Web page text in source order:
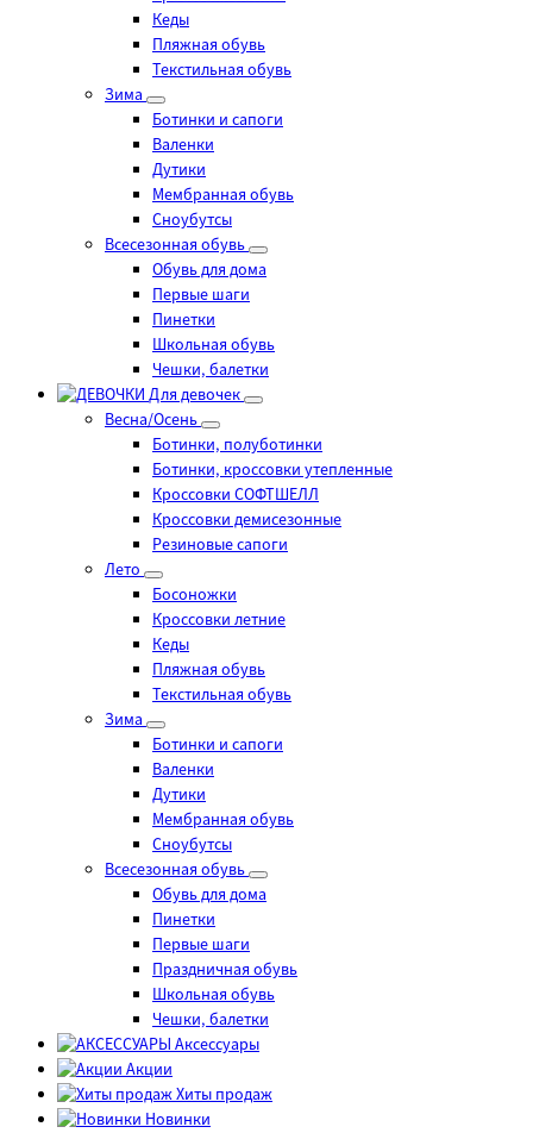
Кеды
Пляжная обувь
Текстильная обувь
Зима
Ботинки и сапоги
Валенки
Дутики
Мембранная обувь
Сноубутсы
Всесезонная обувь
Обувь для дома
Первые шаги
Пинетки
Школьная обувь
Чешки, балетки
Для девочек
Весна/Осень
Ботинки, полуботинки
Ботинки, кроссовки утепленные
Кроссовки СОФТШЕЛЛ
Кроссовки демисезонные
Резиновые сапоги
Лето
Босоножки
Кроссовки летние
Кеды
Пляжная обувь
Текстильная обувь
Зима
Ботинки и сапоги
Валенки
Дутики
Мембранная обувь
Сноубутсы
Всесезонная обувь
Обувь для дома
Пинетки
Первые шаги
Праздничная обувь
Школьная обувь
Чешки, балетки
Аксессуары
Акции
Хиты продаж
Новинки